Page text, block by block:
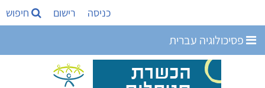
כניסה רישום חיפוש
פסיכולוגיה עברית